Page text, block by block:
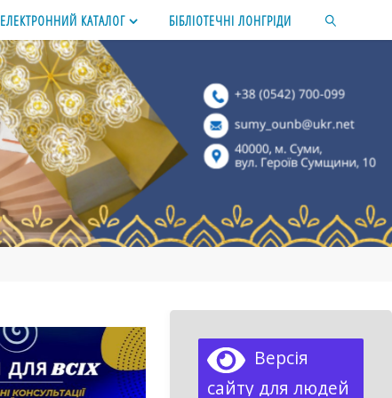
ЕЛЕКТРОННИЙ КАТАЛОГ БІБЛІОТЕЧНІ ЛОНГРІДИ
Версія
сайту для людей